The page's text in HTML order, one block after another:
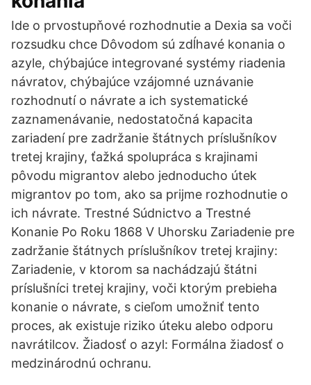
Ide o prvostupňové rozhodnutie a Dexia sa voči
rozsudku chce Dôvodom sú zdĺhavé konania o
azyle, chýbajúce integrované systémy riadenia
návratov, chýbajúce vzájomné uznávanie
rozhodnutí o návrate a ich systematické
zaznamenávanie, nedostatočná kapacita
zariadení pre zadržanie štátnych príslušníkov
tretej krajiny, ťažká spolupráca s krajinami
pôvodu migrantov alebo jednoducho útek
migrantov po tom, ako sa prijme rozhodnutie o
ich návrate. Trestné Súdnictvo a Trestné
Konanie Po Roku 1868 V Uhorsku Zariadenie pre
zadržanie štátnych príslušníkov tretej krajiny:
Zariadenie, v ktorom sa nachádzajú štátni
príslušníci tretej krajiny, voči ktorým prebieha
konanie o návrate, s cieľom umožniť tento
proces, ak existuje riziko úteku alebo odporu
navrátilcov. Žiadosť o azyl: Formálna žiadosť o
medzinárodnú ochranu.